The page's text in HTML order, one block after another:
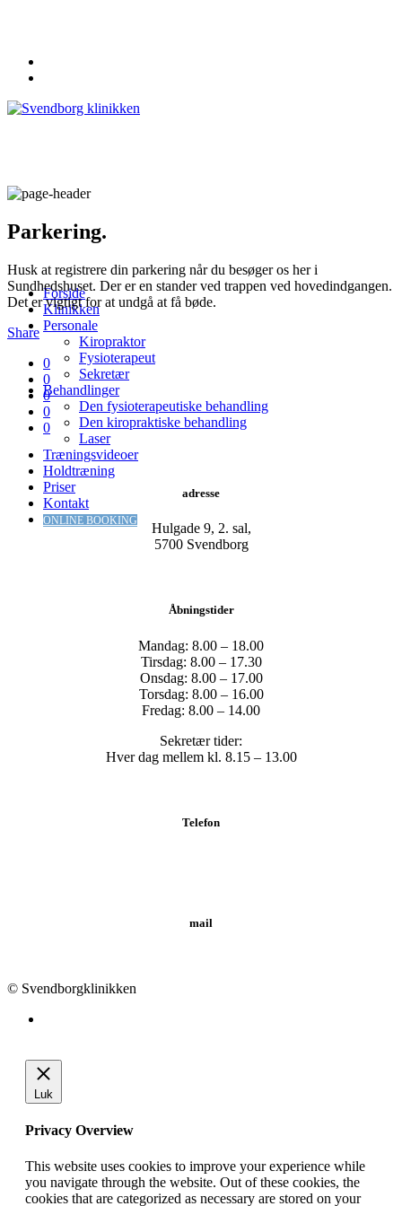
Forside
Klinikken
Personale
Kiropraktor
Fysioterapeut
Sekretær
Behandlinger
Den fysioterapeutiske behandling
Den kiropraktiske behandling
Laser
Træningsvideoer
Holdtræning
Priser
Kontakt
ONLINE BOOKING
Parkering.
Husk at registrere din parkering når du besøger os her i
Sundhedshuset. Der er en stander ved trappen ved hovedindgangen.
Det er vigtigt for at undgå at få bøde.
Share
0
0
0
0
0
adresse
Hulgade 9, 2. sal,
​5700 Svendborg
Åbningstider
Mandag: 8.00 – 18.00
Tirsdag: 8.00 – 17.30
Onsdag: 8.00 – 17.00
Torsdag: 8.00 – 16.00
Fredag: 8.00 – 14.00
Sekretær tider:
Hver dag mellem kl. 8.15 – 13.00
Telefon
mail
© Svendborgklinikken
Luk
Privacy Overview
This website uses cookies to improve your experience while
you navigate through the website. Out of these cookies, the
cookies that are categorized as necessary are stored on your